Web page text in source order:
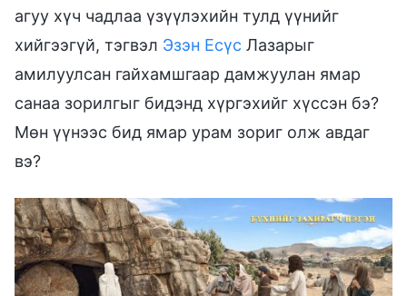
агуу хүч чадлаа үзүүлэхийн тулд үүнийг
хийгээгүй, тэгвэл Эзэн Есүс Лазарыг
амилуулсан гайхамшгаар дамжуулан ямар
санаа зорилгыг бидэнд хүргэхийг хүссэн бэ?
Мөн үүнээс бид ямар урам зориг олж авдаг
вэ?